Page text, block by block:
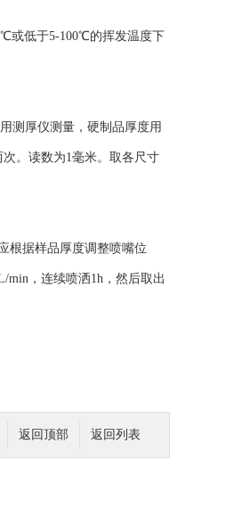
或低于5-100℃的挥发温度下
测厚仪测量，硬制品厚度用
。读数为1毫米。取各尺寸
根据样品厚度调整喷嘴位
min，连续喷洒1h，然后取出
返回列表
返回顶部